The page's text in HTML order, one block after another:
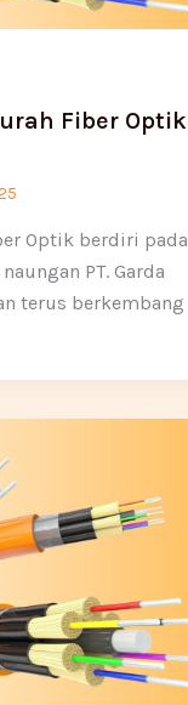
Fiber Optik
Optik berdiri pada
PT. Garda
terus berkembang